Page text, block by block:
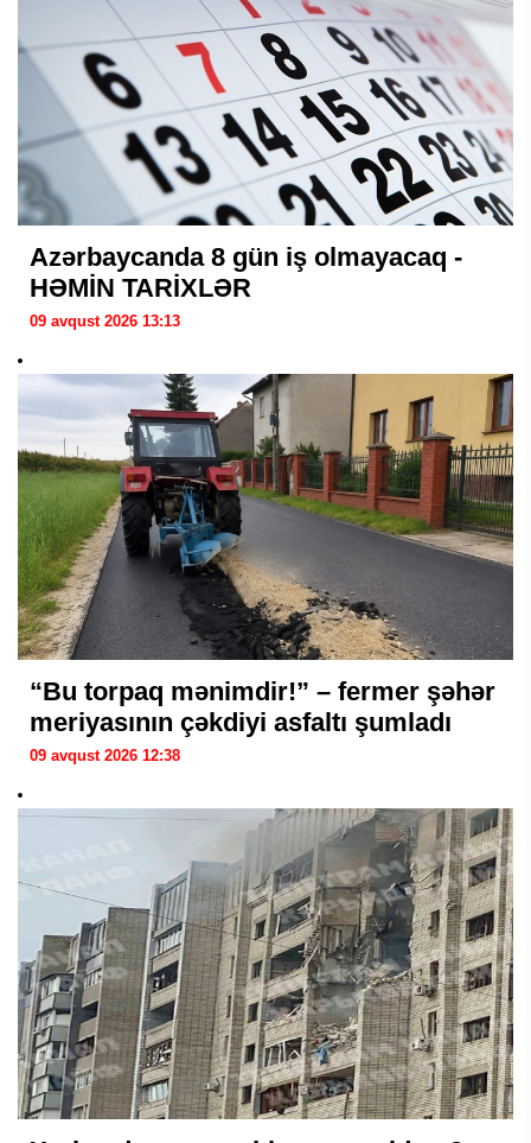
Azərbaycanda 8 gün iş olmayacaq -
HƏMİN TARİXLƏR
09 avqust 2026 13:13
“Bu torpaq mənimdir!” – fermer şəhər
meriyasının çəkdiyi asfaltı şumladı
09 avqust 2026 12:38